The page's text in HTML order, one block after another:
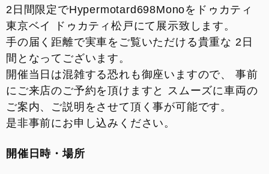
2日間限定でHypermotard698Monoをドゥカティ
東京ベイ ドゥカティ松戸にて展示致します。
手の届く距離で実車をご覧いただける貴重な 2日
間となってございます。
開催当日は混雑する恐れも御座いますので、 事前
にご来店のご予約を頂けますと スムーズに車両の
ご案内、ご説明をさせて頂く事が可能です。
是非事前にお申し込みください。
開催日時・場所